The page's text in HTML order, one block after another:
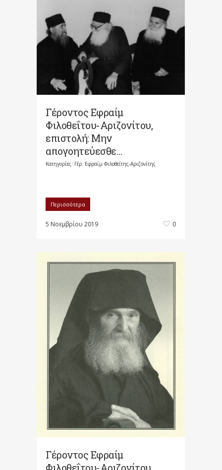
Γέροντος Εφραίμ
Φιλοθεΐτου-Αριζονίτου,
επιστολή: Μην
απογοητεύεσθε…
Κατηγορίες: Γέρ. Εφραίμ Φιλοθεΐτης-Αριζονίτης
Περισσότερα
5 Νοεμβρίου 2019 0
Γέροντος Εφραίμ
Φιλοθεΐτου-Αριζονίτου,